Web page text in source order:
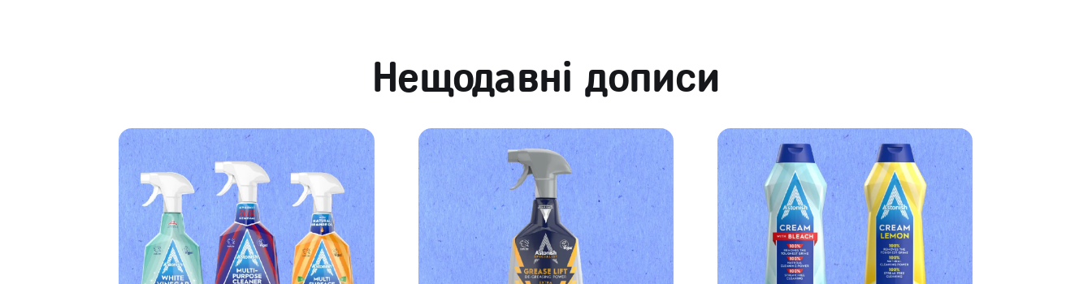
Нещодавні дописи